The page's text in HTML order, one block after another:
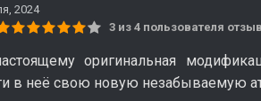
2024
3 из 4 пользователя
оригинальная
в неё свою новую незабываемую